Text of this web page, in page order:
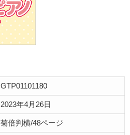
GTP01101180
2023年4月26日
菊倍判横/48ページ